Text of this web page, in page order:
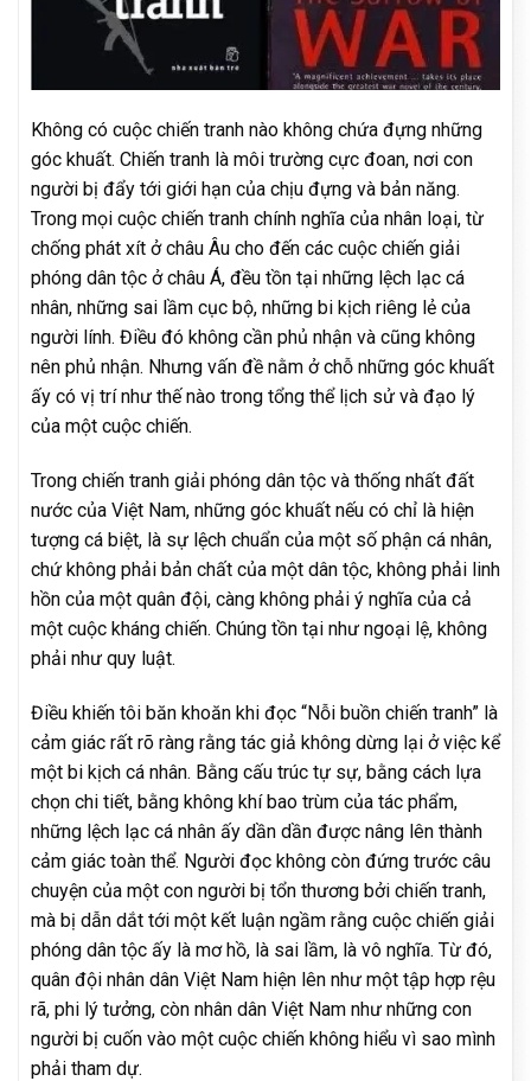
Không có cuộc chiến tranh nào không chứa đựng những
góc khuất. Chiến tranh là môi trường cực đoan, nơi con
người bị đẩy tới giới hạn của chịu đựng và bản năng.
Trong mọi cuộc chiến tranh chính nghĩa của nhân loại, từ
chống phát xít ở châu Âu cho đến các cuộc chiến giải
phóng dân tộc ở châu Á, đều tồn tại những lệch lạc cá
nhân, những sai lầm cục bộ, những bi kịch riêng lẻ của
người lính. Điều đó không cần phủ nhận và cũng không
nên phủ nhận. Nhưng vấn đề nằm ở chỗ những góc khuất
ấy có vị trí như thế nào trong tổng thể lịch sử và đạo lý
của một cuộc chiến.
Trong chiến tranh giải phóng dân tộc và thống nhất đất
nước của Việt Nam, những góc khuất nếu có chỉ là hiện
tượng cá biệt, là sự lệch chuẩn của một số phận cá nhân,
chứ không phải bản chất của một dân tộc, không phải linh
hồn của một quân đội, càng không phải ý nghĩa của cả
một cuộc kháng chiến. Chúng tồn tại như ngoại lệ, không
phải như quy luật.
Điều khiến tôi băn khoăn khi đọc “Nỗi buồn chiến tranh” là
cảm giác rất rõ ràng rằng tác giả không dừng lại ở việc kể
một bi kịch cá nhân. Bằng cấu trúc tự sự, bằng cách lựa
chọn chi tiết, bằng không khí bao trùm của tác phẩm,
những lệch lạc cá nhân ấy dần dần được nâng lên thành
cảm giác toàn thể. Người đọc không còn đứng trước câu
chuyện của một con người bị tổn thương bởi chiến tranh,
mà bị dẫn dắt tới một kết luận ngầm rằng cuộc chiến giải
phóng dân tộc ấy là mơ hồ, là sai lầm, là vô nghĩa. Từ đó,
quân đội nhân dân Việt Nam hiện lên như một tập hợp rệu
rã, phi lý tưởng, còn nhân dân Việt Nam như những con
người bị cuốn vào một cuộc chiến không hiểu vì sao mình
phải tham dự.